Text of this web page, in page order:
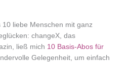
liebe Menschen mit ganz
changeX, das
ließ mich 10 Basis-Abos für
Gelegenheit, um einfach